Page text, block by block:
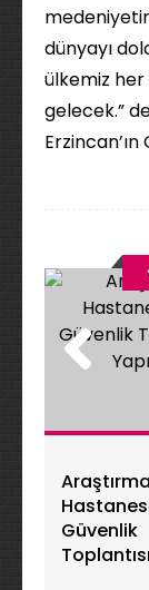
dünyayı
ülkemiz
gelecek.”
Araştırma
Güvenlik